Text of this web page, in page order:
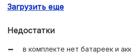
несколько цветовых решений.
Загрузить еще
Недостатки
в комплекте нет батареек и